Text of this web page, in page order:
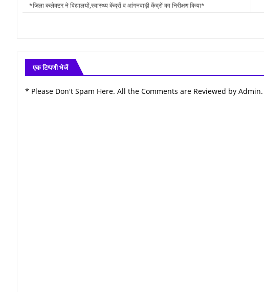
*जिला कलेक्टर ने विद्यालयों,स्वास्थ्य केंद्रों व आंगनवाड़ी केंद्रों का निरीक्षण किया*
एक टिप्पणी भेजें
* Please Don't Spam Here. All the Comments are Reviewed by Admin.